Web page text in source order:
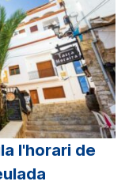
l'horari de